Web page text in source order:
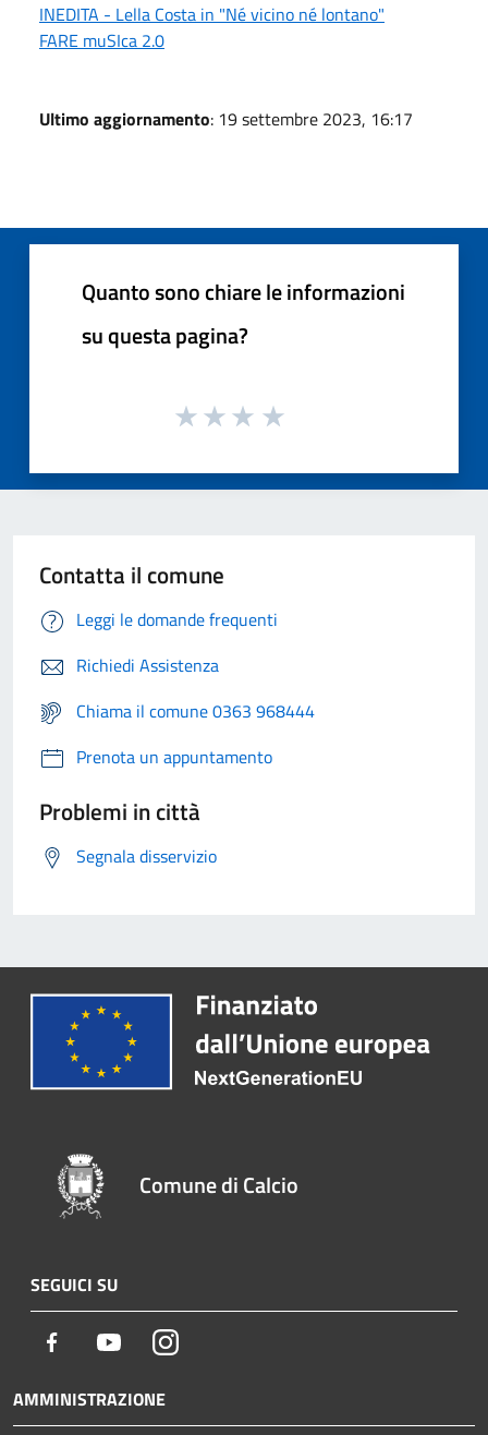
INEDITA - Lella Costa in "Né vicino né lontano"
FARE muSIca 2.0
Ultimo aggiornamento: 19 settembre 2023, 16:17
Quanto sono chiare le informazioni
su questa pagina?
Contatta il comune
Leggi le domande frequenti
Richiedi Assistenza
Chiama il comune 0363 968444
Prenota un appuntamento
Problemi in città
Segnala disservizio
Comune di Calcio
SEGUICI SU
Facebook YoutubeInstagram
AMMINISTRAZIONE